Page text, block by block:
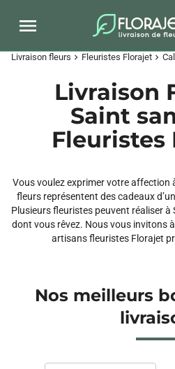
Livraison fleurs chevron_right Fleuristes Florajet chevron_right
Livraison
Saint
Fleuristes
Vous voulez exprimer votre affection
fleurs représentent des cadeaux
Plusieurs fleuristes peuvent réaliser
dont vous rêvez. Nous vous invitons
artisans fleuristes Florajet
Nos meilleurs